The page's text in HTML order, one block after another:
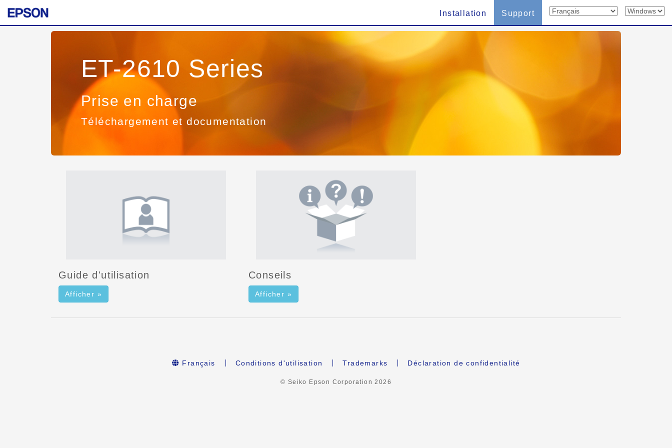
Installation Support
ET-2610 Series
Prise en charge
Téléchargement et documentation
Guide d'utilisation
Afficher »
Conseils
Afficher »
Français Conditions d'utilisation Trademarks Déclaration de confidentialité
© Seiko Epson Corporation 2026